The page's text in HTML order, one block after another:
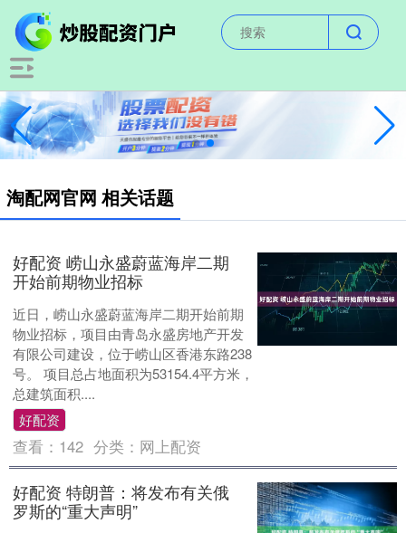
淘配网官网 相关话题
好配资 崂山永盛蔚蓝海岸二期
开始前期物业招标
近日，崂山永盛蔚蓝海岸二期开始前期
物业招标，项目由青岛永盛房地产开发
有限公司建设，位于崂山区香港东路238
号。 项目总占地面积为53154.4平方米，
总建筑面积....
好配资
查看： 142 分类： 网上配资
好配资 特朗普：将发布有关俄
罗斯的“重大声明”